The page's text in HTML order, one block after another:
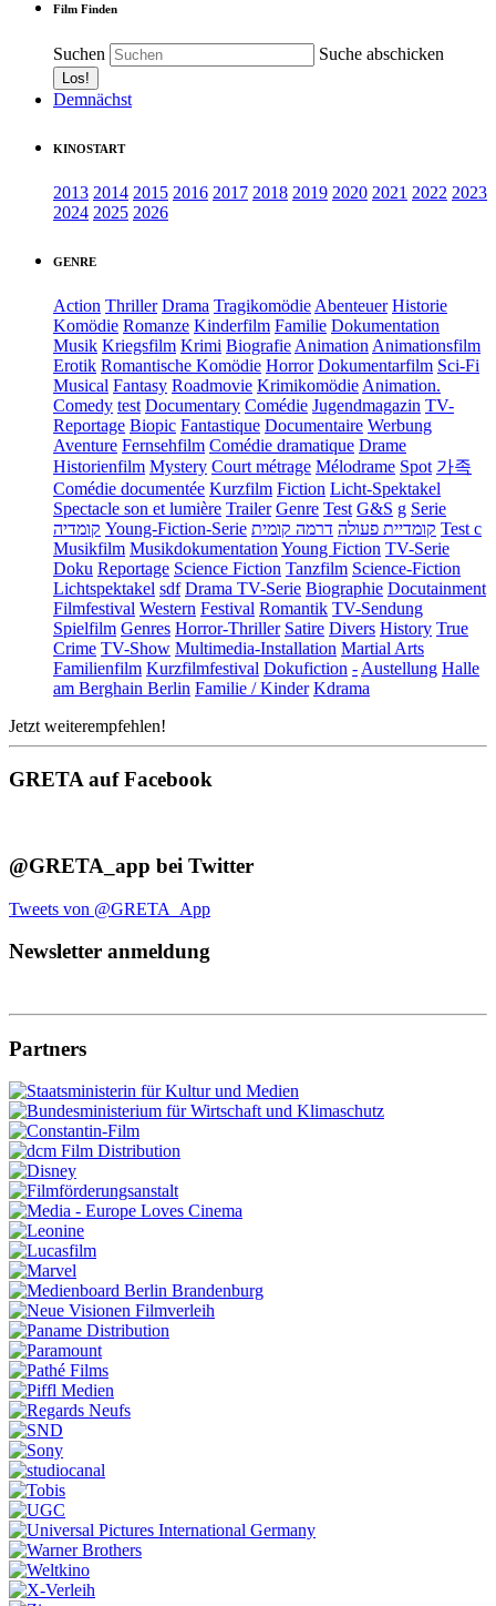
Film Finden
Suchen Suche abschicken
Demnächst
KINOSTART
2013 2014 2015 2016 2017 2018 2019 2020 2021 2022 2023
2024 2025 2026
GENRE
Action Thriller Drama Tragikomödie Abenteuer Historie
Komödie Romanze Kinderfilm Familie Dokumentation
Musik Kriegsfilm Krimi Biografie Animation Animationsfilm
Erotik Romantische Komödie Horror Dokumentarfilm Sci-Fi
Musical Fantasy Roadmovie Krimikomödie Animation.
Comedy test Documentary Comédie Jugendmagazin TV-
Reportage Biopic Fantastique Documentaire Werbung
Aventure Fernsehfilm Comédie dramatique Drame
Historienfilm Mystery Court métrage Mélodrame Spot 가족
Comédie documentée Kurzfilm Fiction Licht-Spektakel
Spectacle son et lumière Trailer Genre Test G&S g Serie
קומדיה Young-Fiction-Serie קומדיית פעולה דרמה קומית
Test c
Musikfilm Musikdokumentation Young Fiction TV-Serie
Doku Reportage Science Fiction Tanzfilm Science-Fiction
Lichtspektakel sdf Drama TV-Serie Biographie Docutainment
Filmfestival Western Festival Romantik TV-Sendung
Spielfilm Genres Horror-Thriller Satire Divers History True
Crime TV-Show Multimedia-Installation Martial Arts
Familienfilm Kurzfilmfestival Dokufiction - Austellung Halle
am Berghain Berlin Familie / Kinder Kdrama
Jetzt weiterempfehlen!
GRETA auf Facebook
@GRETA_app bei Twitter
Tweets von @GRETA_App
Newsletter anmeldung
Partners